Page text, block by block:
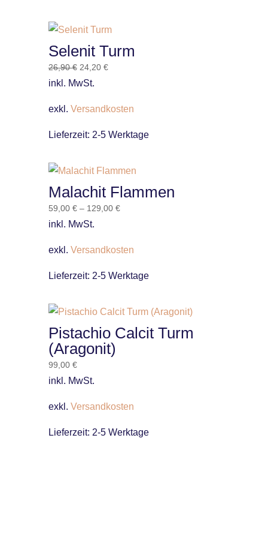
Selenit Turm
26,90€ Ursprünglicher
Preis
26,90 €
24,20 €Aktueller
24,20 €.
inkl. MwSt.
exkl. Versandkosten
Lieferzeit: 2-5 Werktage
Malachit Flammen
59,00 €– 129,00 €
inkl. MwSt.
exkl. Versandkosten
Lieferzeit: 2-5 Werktage
Pistachio Calcit Turm
(Aragonit)
99,00 €
inkl. MwSt.
exkl. Versandkosten
Lieferzeit: 2-5 Werktage